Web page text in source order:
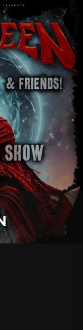
Neu-Ulm